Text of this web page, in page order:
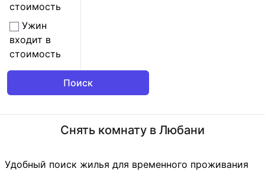
стоимость
Ужин
входит в
стоимость
Снять комнату в Любани
Удобный поиск жилья для временного проживания